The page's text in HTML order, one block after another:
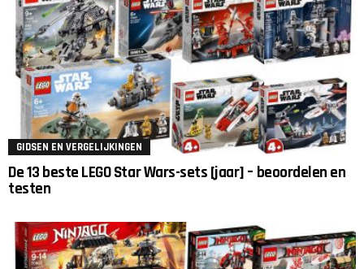
GIDSEN EN VERGELIJKINGEN
De 13 beste LEGO Star Wars-sets [jaar] – beoordelen en
testen